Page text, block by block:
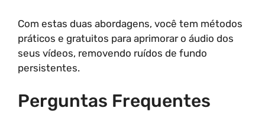
Com estas duas abordagens, você tem métodos
práticos e gratuitos para aprimorar o áudio dos
seus vídeos, removendo ruídos de fundo
persistentes.
Perguntas Frequentes